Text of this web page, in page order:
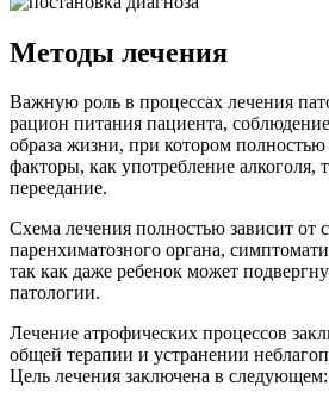
Методы лечения
Важную роль в процессах лечения
рацион питания пациента,
образа жизни, при котором полностью
факторы, как употребление алкоголя,
переедание.
Схема лечения полностью зависит от
паренхиматозного органа,
так как даже ребенок может
патологии.
Лечение атрофических процессов
общей терапии и устранении
Цель лечения заключена в следующем: